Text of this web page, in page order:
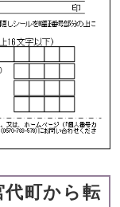
代町から転